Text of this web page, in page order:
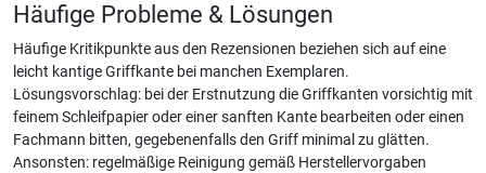
Häufige Probleme & Lösungen
Häufige Kritikpunkte aus den Rezensionen beziehen sich auf eine
leicht kantige Griffkante bei manchen Exemplaren.
Lösungsvorschlag: bei der Erstnutzung die Griffkanten vorsichtig mit
feinem Schleifpapier oder einer sanften Kante bearbeiten oder einen
Fachmann bitten, gegebenenfalls den Griff minimal zu glätten.
Ansonsten: regelmäßige Reinigung gemäß Herstellervorgaben